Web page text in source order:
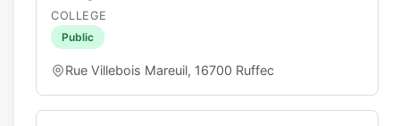
COLLEGE
Public
Rue Villebois Mareuil, 16700 Ruffec